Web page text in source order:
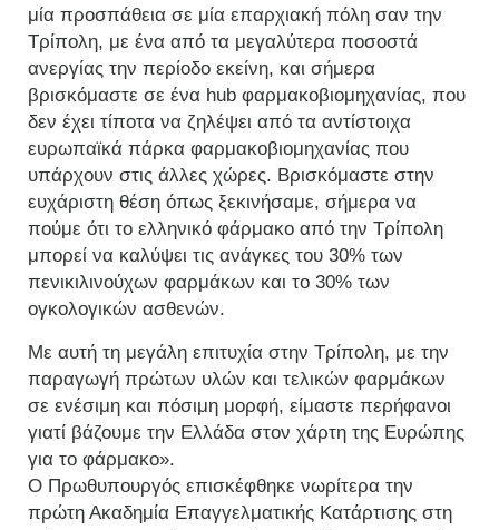
μία προσπάθεια σε μία επαρχιακή πόλη σαν την
Τρίπολη, με ένα από τα μεγαλύτερα ποσοστά
ανεργίας την περίοδο εκείνη, και σήμερα
βρισκόμαστε σε ένα hub φαρμακοβιομηχανίας, που
δεν έχει τίποτα να ζηλέψει από τα αντίστοιχα
ευρωπαϊκά πάρκα φαρμακοβιομηχανίας που
υπάρχουν στις άλλες χώρες. Βρισκόμαστε στην
ευχάριστη θέση όπως ξεκινήσαμε, σήμερα να
πούμε ότι το ελληνικό φάρμακο από την Τρίπολη
μπορεί να καλύψει τις ανάγκες του 30% των
πενικιλινούχων φαρμάκων και το 30% των
ογκολογικών ασθενών.
Με αυτή τη μεγάλη επιτυχία στην Τρίπολη, με την
παραγωγή πρώτων υλών και τελικών φαρμάκων
σε ενέσιμη και πόσιμη μορφή, είμαστε περήφανοι
γιατί βάζουμε την Ελλάδα στον χάρτη της Ευρώπης
για το φάρμακο».
Ο Πρωθυπουργός επισκέφθηκε νωρίτερα την
πρώτη Ακαδημία Επαγγελματικής Κατάρτισης στη